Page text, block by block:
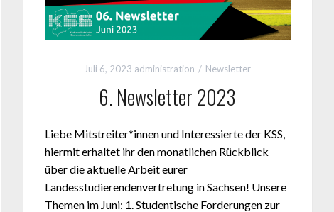
Juli 6, 2023 administration Newsletter
6. Newsletter 2023
Liebe Mitstreiter*innen und Interessierte der KSS,
hiermit erhaltet ihr den monatlichen Rückblick
über die aktuelle Arbeit eurer
Landesstudierendenvertretung in Sachsen! Unsere
Themen im Juni: 1. Studentische Forderungen zur